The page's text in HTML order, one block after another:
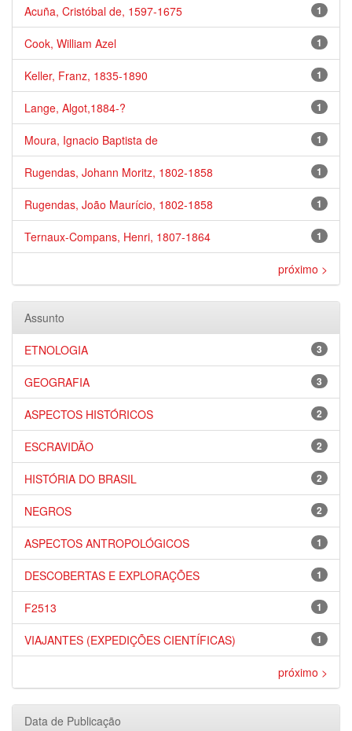
1
Acuña, Cristóbal de, 1597-1675
1
Cook, William Azel
1
Keller, Franz, 1835-1890
1
Lange, Algot,1884-?
1
Moura, Ignacio Baptista de
1
Rugendas, Johann Moritz, 1802-1858
1
Rugendas, João Maurício, 1802-1858
1
Ternaux-Compans, Henri, 1807-1864
próximo >
Assunto
3
ETNOLOGIA
3
GEOGRAFIA
2
ASPECTOS HISTÓRICOS
2
ESCRAVIDÃO
2
HISTÓRIA DO BRASIL
2
NEGROS
1
ASPECTOS ANTROPOLÓGICOS
1
DESCOBERTAS E EXPLORAÇÕES
1
F2513
1
VIAJANTES (EXPEDIÇÕES CIENTÍFICAS)
próximo >
Data de Publicação